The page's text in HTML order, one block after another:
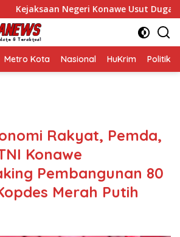
Negeri Konawe Usut Dugaan
Metro Kota Nasional HuKrim Politik
Rakyat, Pemda,
Konawe
Pembangunan 80
Merah Putih